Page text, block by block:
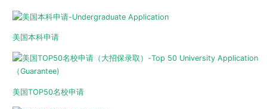
美国本科申请
美国TOP50名校申请